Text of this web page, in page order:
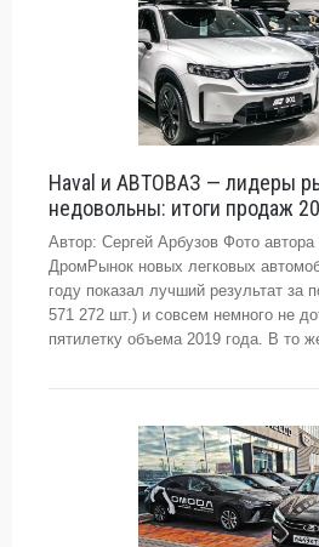
Haval и АВТОВАЗ — лидеры
недовольны: итоги продаж
Автор: Сергей Арбузов Фото
ДромРынок новых легковых
году показал лучший результат за
571 272 шт.) и совсем немного не
пятилетку объема 2019 года. В то